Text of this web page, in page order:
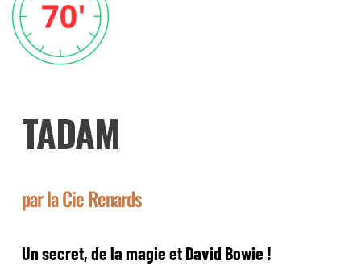
TADAM
par la Cie Renards
Un secret, de la magie et David Bowie !